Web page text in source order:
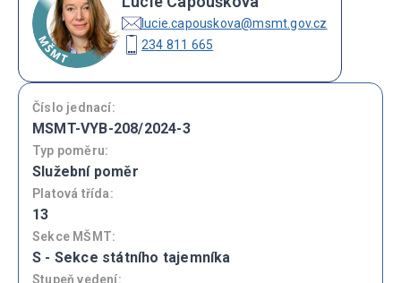
lucie.capouskova@msmt.gov.cz
234 811 665
Číslo jednací:
MSMT-VYB-208/2024-3
Typ poměru:
Služební poměr
Platová třída:
13
Sekce MŠMT:
S - Sekce státního tajemníka
Stupeň vedení: